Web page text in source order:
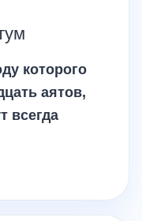
которого
аятов,
всегда